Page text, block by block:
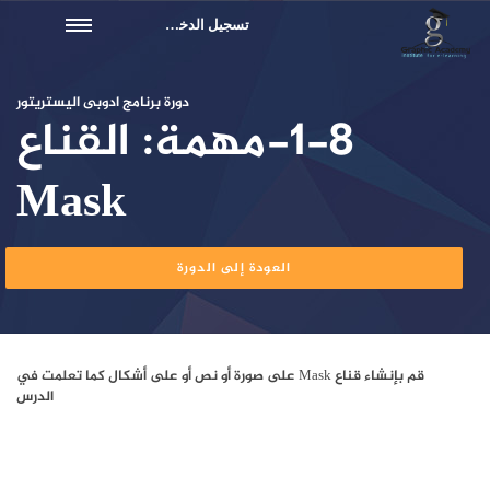
تسجيل الدخول
دورة برنامج ادوبى اليستريتور
1-8-مهمة: القناع
Mask
العودة إلى الدورة
قم بإنشاء قناع Mask على صورة أو نص أو على أشكال كما تعلمت في
الدرس